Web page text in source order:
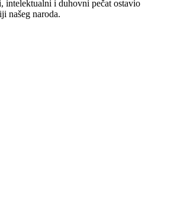
i duhovni pečat ostavio
našeg naroda.